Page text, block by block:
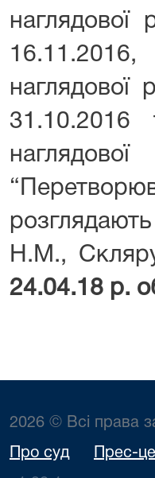
наглядової
31.10.2016
Н.М.,
24.04.18 р.
2026 © Всі права
Про суд Прес-